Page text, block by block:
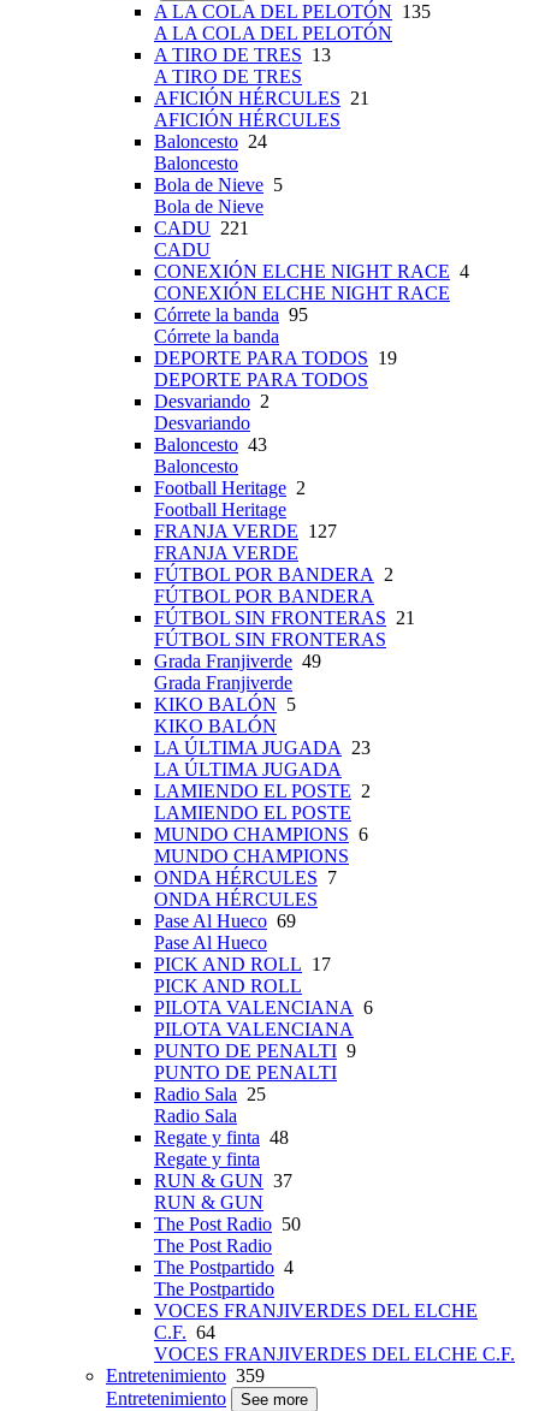
A LA COLA DEL PELOTÓN 135
A LA COLA DEL PELOTÓN
A TIRO DE TRES 13
A TIRO DE TRES
AFICIÓN HÉRCULES 21
AFICIÓN HÉRCULES
Baloncesto 24
Baloncesto
Bola de Nieve 5
Bola de Nieve
CADU 221
CADU
CONEXIÓN ELCHE NIGHT RACE 4
CONEXIÓN ELCHE NIGHT RACE
Córrete la banda 95
Córrete la banda
DEPORTE PARA TODOS 19
DEPORTE PARA TODOS
Desvariando 2
Desvariando
Baloncesto 43
Baloncesto
Football Heritage 2
Football Heritage
FRANJA VERDE 127
FRANJA VERDE
FÚTBOL POR BANDERA
2
FÚTBOL POR BANDERA
FÚTBOL SIN FRONTERAS 21
FÚTBOL SIN FRONTERAS
Grada Franjiverde 49
Grada Franjiverde
KIKO BALÓN 5
KIKO BALÓN
LA ÚLTIMA JUGADA
23
LA ÚLTIMA JUGADA
LAMIENDO EL POSTE 2
LAMIENDO EL POSTE
MUNDO CHAMPIONS 6
MUNDO CHAMPIONS
ONDA HÉRCULES 7
ONDA HÉRCULES
Pase Al Hueco 69
Pase Al Hueco
PICK AND ROLL 17
PICK AND ROLL
PILOTA VALENCIANA 6
PILOTA VALENCIANA
PUNTO DE PENALTI 9
PUNTO DE PENALTI
Radio Sala 25
Radio Sala
Regate y finta 48
Regate y finta
RUN & GUN 37
RUN & GUN
The Post Radio 50
The Post Radio
The Postpartido 4
The Postpartido
VOCES FRANJIVERDES DEL ELCHE
C.F. 64
VOCES FRANJIVERDES DEL ELCHE C.F.
Entretenimiento 359
Entretenimiento
See more